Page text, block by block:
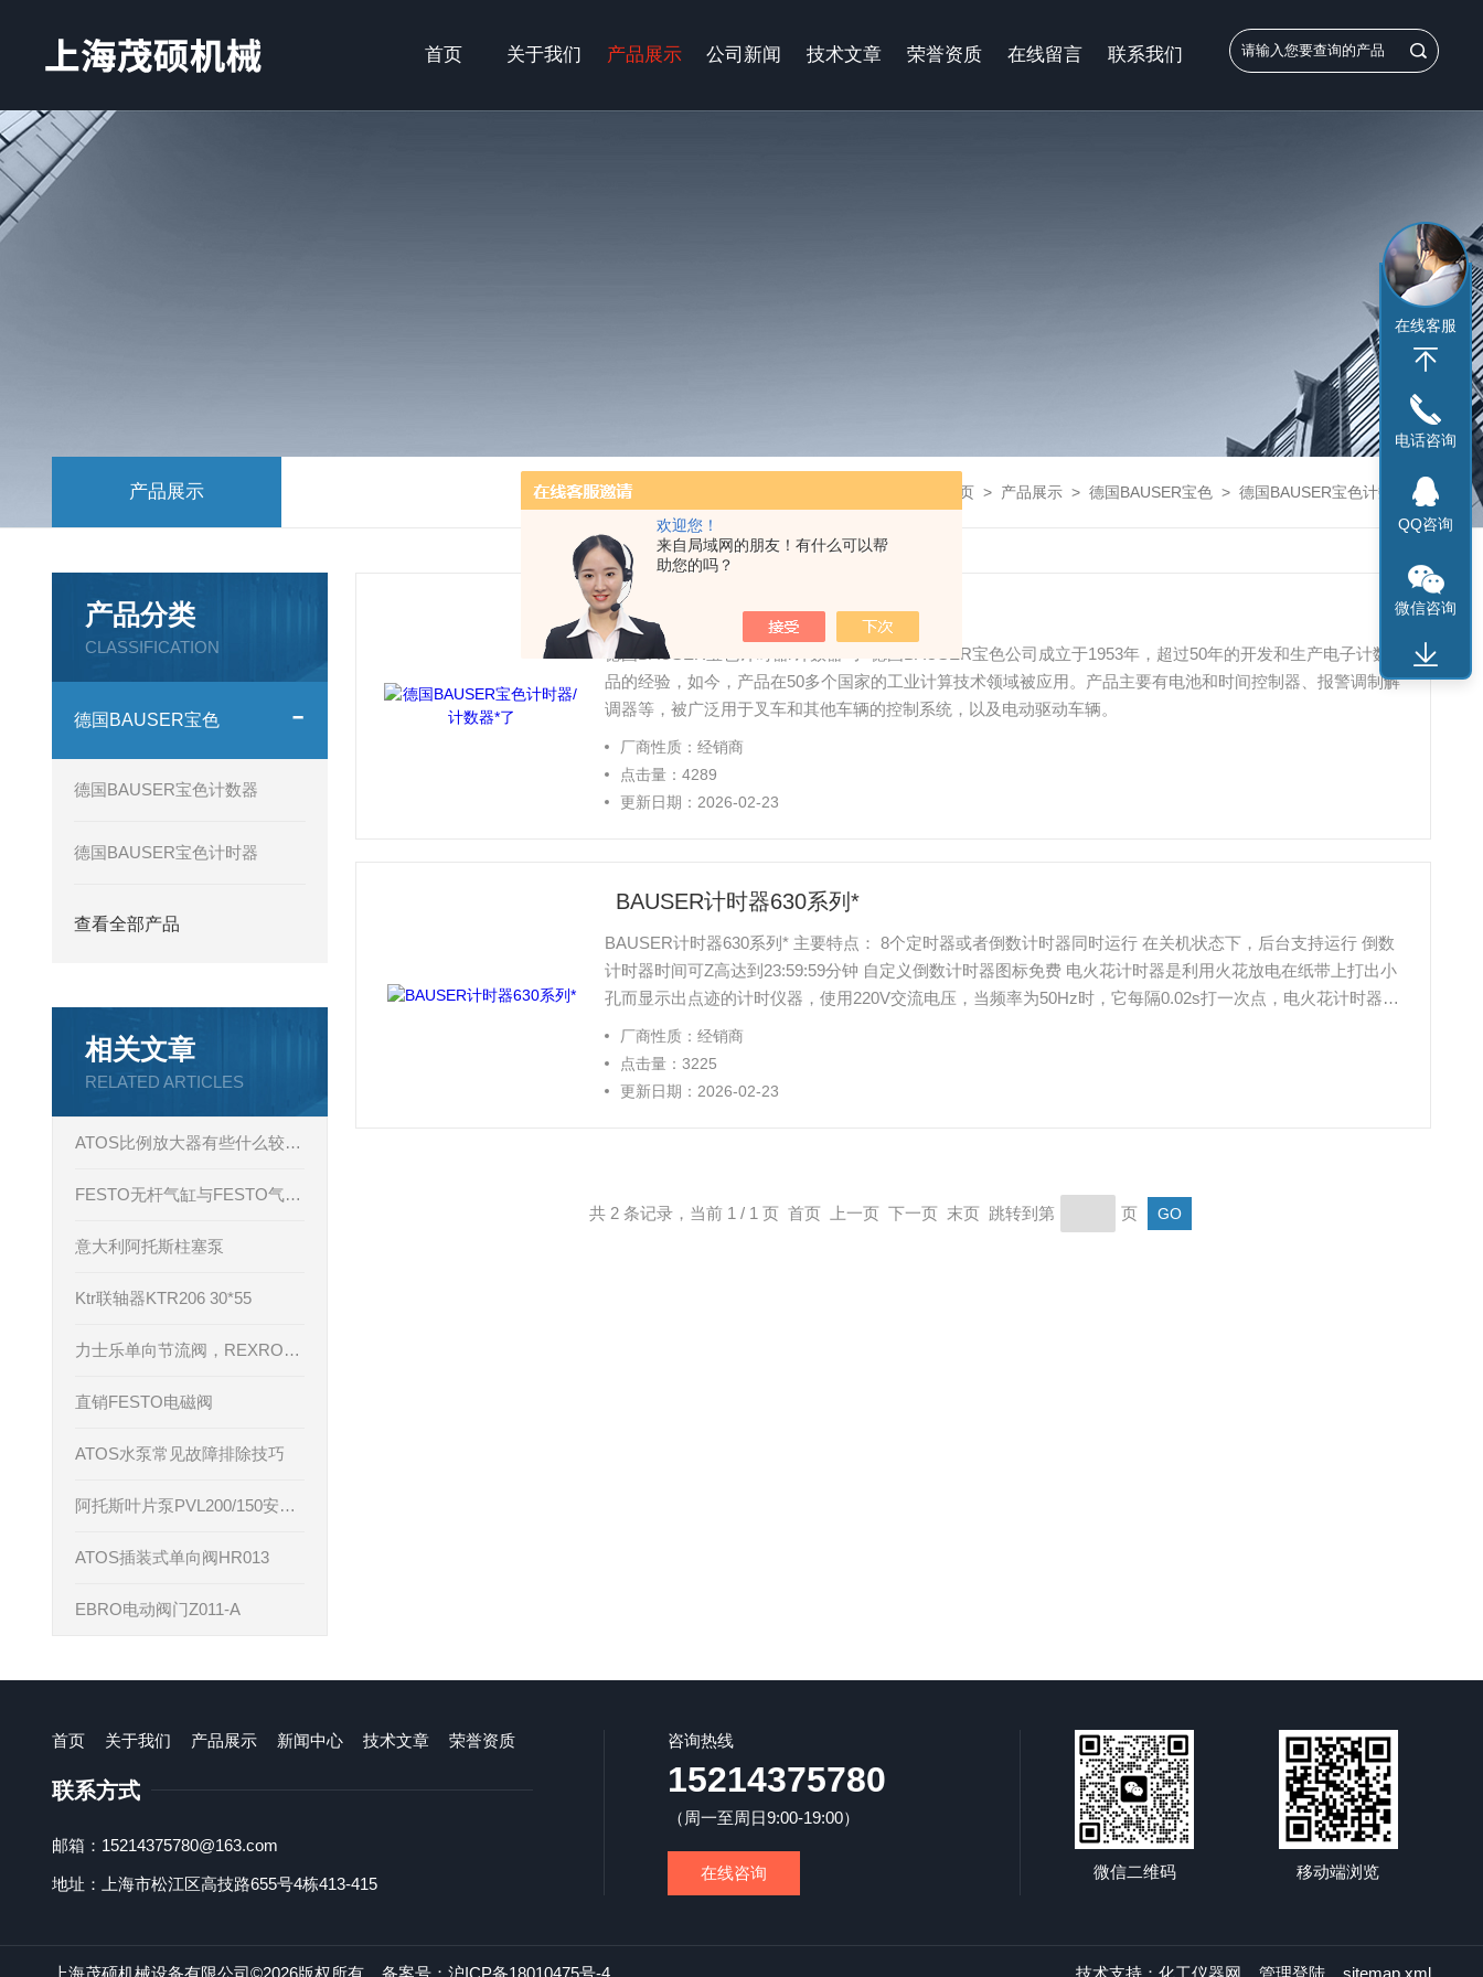
欢迎您！
来自局域网的朋友！有什么可以帮
助您的吗？
首页 关于我们 产品展示 公司新闻 技术文章 荣誉资质 在线留言 联系我们
产品展示 首页> 产品展示> 德国BAUSER宝色> 德国BAUSER宝色计数器
产品分类
CLASSIFICATION
德国BAUSER宝色
德国BAUSER宝色计数器
德国BAUSER宝色计时器
查看全部产品
相关文章
RELATED ARTICLES
ATOS比例放大器有些什么较大的参数压力，ATOS比例放大器
FESTO无杆气缸与FESTO气缸两者之间Z大的区别
意大利阿托斯柱塞泵
Ktr联轴器KTR206 30*55
力士乐单向节流阀，REXROTH节流阀Z2FS6-2-4X/2QV特点
直销FESTO电磁阀
ATOS水泵常见故障排除技巧
阿托斯叶片泵PVL200/150安装说明书
ATOS插装式单向阀HR013
EBRO电动阀门Z011-A
德国BAUSER宝色计时器/计数器*了
德国BAUSER宝色计时器/计数器*了 德国BAUSER宝色公司成立于1953年，超过50年的开发和生产电子计数产
品的经验，如今，产品在50多个国家的工业计算技术领域被应用。产品主要有电池和时间控制器、报警调制解
调器等，被广泛用于叉车和其他车辆的控制系统，以及电动驱动车辆。
厂商性质：经销商
点击量：4289
更新日期：2026-02-23
BAUSER计时器630系列*
BAUSER计时器630系列* 主要特点： 8个定时器或者倒数计时器同时运行 在关机状态下，后台支持运行 倒数
计时器时间可Z高达到23:59:59分钟 自定义倒数计时器图标免费 电火花计时器是利用火花放电在纸带上打出小
孔而显示出点迹的计时仪器，使用220V交流电压，当频率为50Hz时，它每隔0.02s打一次点，电火花计时器工
作时，指导运动所受到的阻力比较小，试验误差比电磁打点计时器的要小。
厂商性质：经销商
点击量：3225
更新日期：2026-02-23
共 2 条记录，当前 1 / 1 页 首页 上一页 下一页 末页 跳转到第 页
首页 关于我们 产品展示 新闻中心 技术文章 荣誉资质
联系方式
邮箱：15214375780@163.com
地址：上海市松江区高技路655号4栋413-415
咨询热线
15214375780
（周一至周日9:00-19:00）
在线咨询 微信二维码 移动端浏览
上海茂硕机械设备有限公司©2026版权所有备案号：沪ICP备18010475号-4 技术支持： 化工仪器网 管理登陆 sitemap.xml
在线客服
电话咨询
QQ咨询
微信咨询